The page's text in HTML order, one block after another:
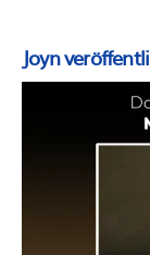
Joyn